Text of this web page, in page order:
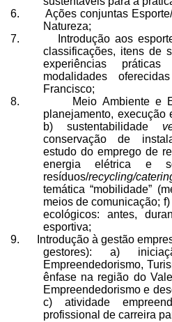
6.
Ações conjuntas
Natureza;
7.
Introdução aos
classificações, itens de
experiências
modalidades
Francisco;
8.
Meio Ambiente e
planejamento, execução
b) sustentabilidade
conservação de
estudo do emprego de
energia elétrica e
resíduos/recycling/
temática “mobilidade”
meios de comunicação;
ecológicos: antes,
esportiva;
9.
Introdução à gestão
gestores): a)
Empreendedorismo,
ênfase na região do
Empreendedorismo e
c) atividade
profissional de carreira